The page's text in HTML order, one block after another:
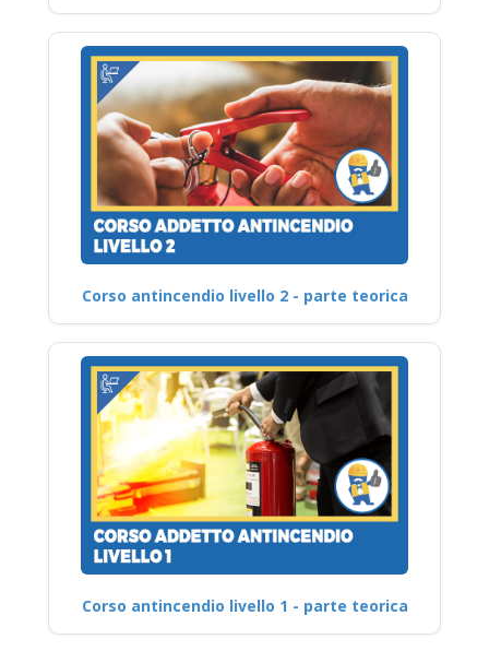
Corso antincendio livello 2 - parte teorica
Corso antincendio livello 1 - parte teorica